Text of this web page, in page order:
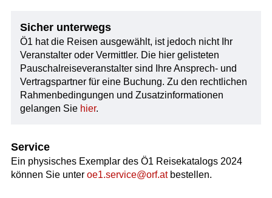
Sicher unterwegs
Ö1 hat die Reisen ausgewählt, ist jedoch nicht Ihr
Veranstalter oder Vermittler. Die hier gelisteten
Pauschalreiseveranstalter sind Ihre Ansprech- und
Vertragspartner für eine Buchung. Zu den rechtlichen
Rahmenbedingungen und Zusatzinformationen
gelangen Sie hier.
Service
Ein physisches Exemplar des Ö1 Reisekatalogs 2024
können Sie unter oe1.service@orf.atbestellen.